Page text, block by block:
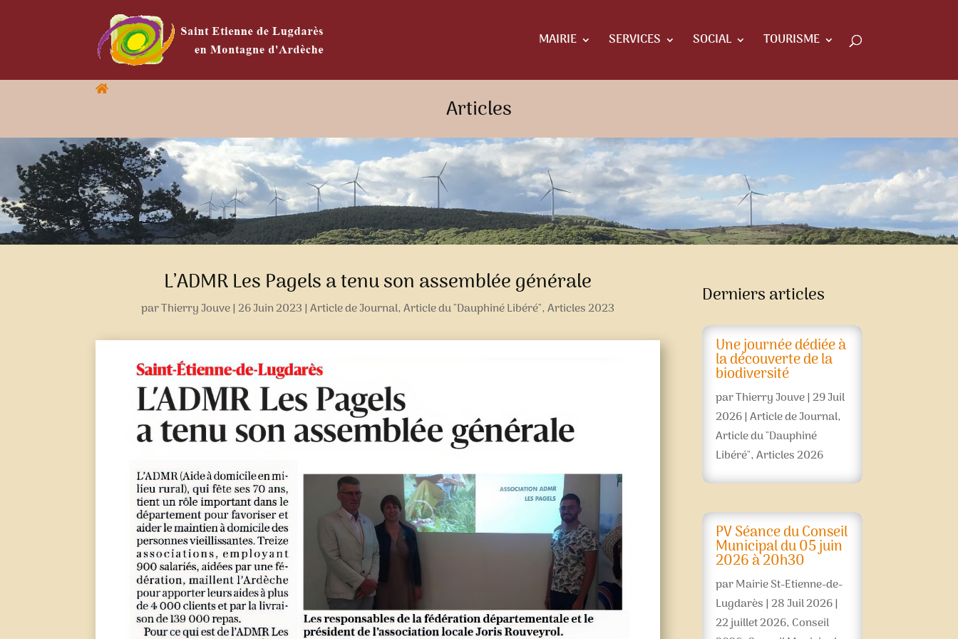
MAIRIE SERVICES SOCIAL TOURISME
Articles
L’ADMR Les Pagels a tenu son assemblée générale
parThierry Jouve|26 Juin 2023|Article de Journal,Article du "Dauphiné Libéré",Articles 2023 Derniers articles
Une journée dédiée à
la découverte de la
biodiversité
parThierry Jouve|29 Juil
2026|Article de Journal,
Article du "Dauphiné
Libéré",Articles 2026
PV Séance du Conseil
Municipal du 05 juin
2026 à 20h30
parMairie St-Etienne-de-
Lugdarès|28 Juil 2026|
22 juillet 2026, Conseil